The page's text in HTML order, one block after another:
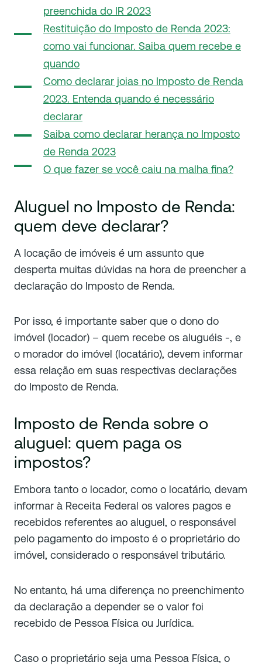
preenchida do IR 2023
Restituição do Imposto de Renda 2023:
como vai funcionar. Saiba quem recebe e
quando
Como declarar joias no Imposto de Renda
2023. Entenda quando é necessário
declarar
Saiba como declarar herança no Imposto
de Renda 2023
O que fazer se você caiu na malha fina?
Aluguel no Imposto de Renda:
quem deve declarar?
A locação de imóveis é um assunto que
desperta muitas dúvidas na hora de preencher a
declaração do Imposto de Renda.
Por isso, é importante saber que o dono do
imóvel (locador) – quem recebe os aluguéis -, e
o morador do imóvel (locatário), devem informar
essa relação em suas respectivas declarações
do Imposto de Renda.
Imposto de Renda sobre o
aluguel: quem paga os
impostos?
Embora tanto o locador, como o locatário, devam
informar à Receita Federal os valores pagos e
recebidos referentes ao aluguel, o responsável
pelo pagamento do imposto é o proprietário do
imóvel, considerado o responsável tributário.
No entanto, há uma diferença no preenchimento
da declaração a depender se o valor foi
recebido de Pessoa Física ou Jurídica.
Caso o proprietário seja uma Pessoa Física, o